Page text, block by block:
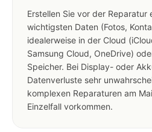
Erstellen Sie vor der Reparatur
wichtigsten Daten (Fotos,
idealerweise in der Cloud
Samsung Cloud, OneDrive)
Speicher. Bei Display- oder
Datenverluste sehr
komplexen Reparaturen am
Einzelfall vorkommen.